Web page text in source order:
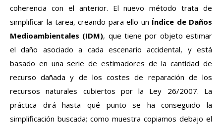
coherencia con el anterior. El nuevo método trata de
simplificar la tarea, creando para ello un Índice de Daños
Medioambientales (IDM), que tiene por objeto estimar
el daño asociado a cada escenario accidental, y está
basado en una serie de estimadores de la cantidad de
recurso dañada y de los costes de reparación de los
recursos naturales cubiertos por la Ley 26/2007. La
práctica dirá hasta qué punto se ha conseguido la
simplificación buscada; como muestra copiamos debajo el